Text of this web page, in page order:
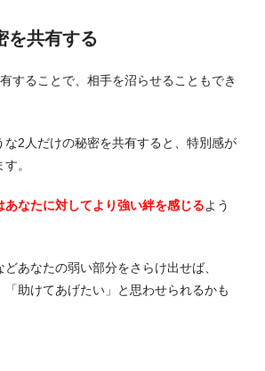
を共有する
することで、相手を沼らせることもでき
な2人だけの秘密を共有すると、特別感が
。
あなたに対してより強い絆を感じるよう
あなたの弱い部分をさらけ出せば、
「助けてあげたい」と思わせられるかも